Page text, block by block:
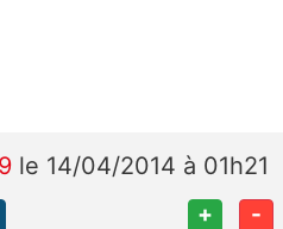
le 14/04/2014 à 01h21
+ -